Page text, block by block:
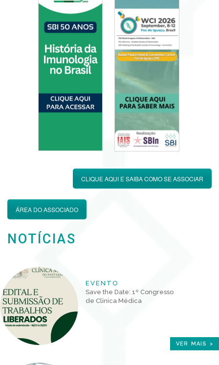
CLIQUE AQUI E SAIBA COMO SE ASSOCIAR
ÁREA DO ASSOCIADO
NOTÍCIAS
EVENTO
Save the Date: 1º Congresso
de Clínica Médica
VER MAIS >